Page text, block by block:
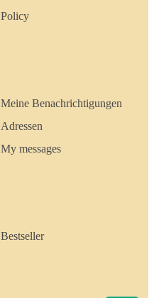
Policy
Meine Benachrichtigungen
Adressen
My messages
Bestseller